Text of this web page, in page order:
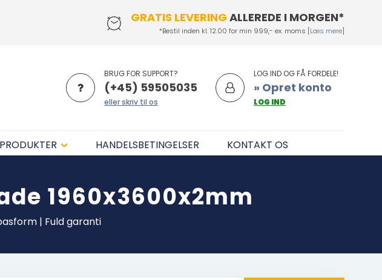
GRATIS LEVERING ALLEREDE I MORGEN*
*Bestil inden kl. 12.00 for min 999,- ex. moms [Læs mere]
BRUG FOR SUPPORT?
(+45) 59505035
eller skriv til os
LOG IND OG FÅ FORDELE!
» Opret konto
LOG IND
PRODUKTER HANDELSBETINGELSER KONTAKT OS
1960x3600x2mm
| Fuld garanti